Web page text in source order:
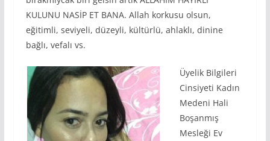
KULUNU NASİP ET BANA. Allah korkusu olsun,
eğitimli, seviyeli, düzeyli, kültürlü, ahlaklı, dinine
bağlı, vefalı vs.
Üyelik Bilgileri
Cinsiyeti Kadın
Medeni Hali
Boşanmış
Mesleği Ev